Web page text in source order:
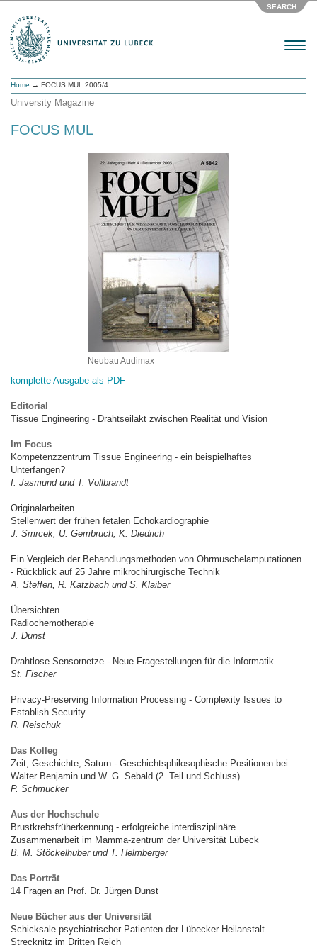
SEARCH
Menu
Home → FOCUS MUL 2005/4
University Magazine
FOCUS MUL
Neubau Audimax
komplette Ausgabe als PDF
Editorial
Tissue Engineering - Drahtseilakt zwischen Realität und Vision
Im Focus
Kompetenzzentrum Tissue Engineering - ein beispielhaftes
Unterfangen?
I. Jasmund und T. Vollbrandt
Originalarbeiten
Stellenwert der frühen fetalen Echokardiographie
J. Smrcek, U. Gembruch, K. Diedrich
Ein Vergleich der Behandlungsmethoden von Ohrmuschelamputationen
- Rückblick auf 25 Jahre mikrochirurgische Technik
A. Steffen, R. Katzbach und S. Klaiber
Übersichten
Radiochemotherapie
J. Dunst
Drahtlose Sensornetze - Neue Fragestellungen für die Informatik
St. Fischer
Privacy-Preserving Information Processing - Complexity Issues to
Establish Security
R. Reischuk
Das Kolleg
Zeit, Geschichte, Saturn - Geschichtsphilosophische Positionen bei
Walter Benjamin und W. G. Sebald (2. Teil und Schluss)
P. Schmucker
Aus der Hochschule
Brustkrebsfrüherkennung - erfolgreiche interdisziplinäre
Zusammenarbeit im Mamma-zentrum der Universität Lübeck
B. M. Stöckelhuber und T. Helmberger
Das Porträt
14 Fragen an Prof. Dr. Jürgen Dunst
Neue Bücher aus der Universität
Schicksale psychiatrischer Patienten der Lübecker Heilanstalt
Strecknitz im Dritten Reich